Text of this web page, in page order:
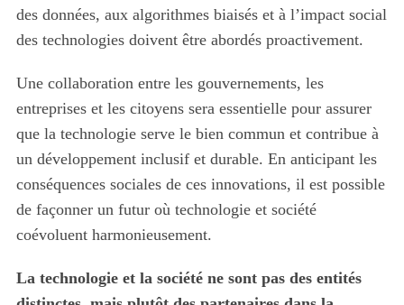
des données, aux algorithmes biaisés et à l’impact social
des technologies doivent être abordés proactivement.
Une collaboration entre les gouvernements, les
entreprises et les citoyens sera essentielle pour assurer
que la technologie serve le bien commun et contribue à
un développement inclusif et durable. En anticipant les
conséquences sociales de ces innovations, il est possible
de façonner un futur où technologie et société
coévoluent harmonieusement.
La technologie et la société ne sont pas des entités